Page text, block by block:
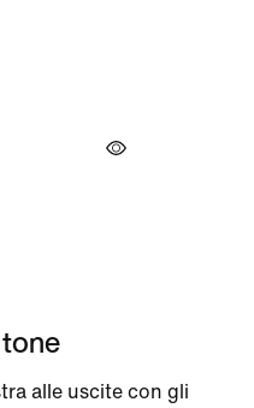
alle uscite con gli